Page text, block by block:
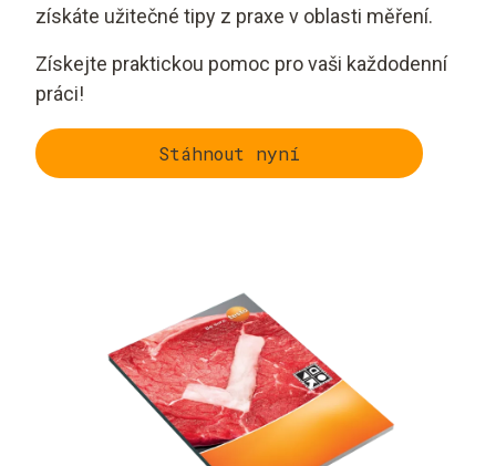
získáte užitečné tipy z praxe v oblasti měření.
Získejte praktickou pomoc pro vaši každodenní
práci!
Stáhnout nyní